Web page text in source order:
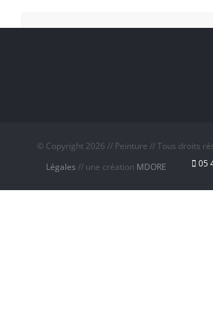
© Copyright 2026 // Peinture // Tous droits
Légales // une création MDORE 05